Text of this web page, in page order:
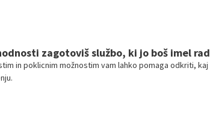
zagotoviš službo, ki jo boš imel rad
in poklicnim možnostim vam lahko pomaga odkriti, kaj